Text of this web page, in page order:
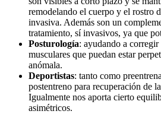
remodelando el cuerpo y el rostro
invasiva. Además son un
tratamiento, sí invasivos, ya que
Posturología: ayudando a
musculares que puedan estar
anómala.
Deportistas: tanto como
postentreno para recuperación de
Igualmente nos aporta cierto
asimétricos.